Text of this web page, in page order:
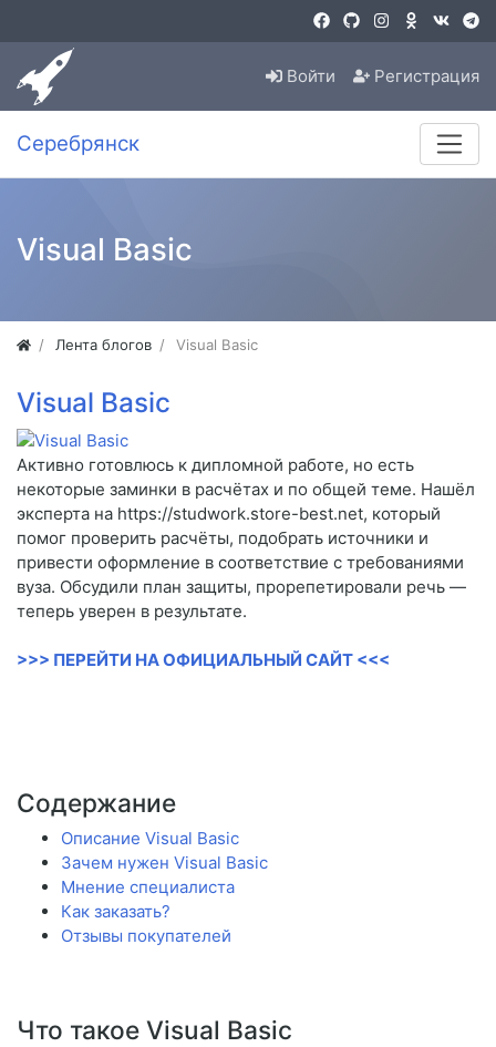
Войти Регистрация
Серебрянск
Visual Basic
Лента блогов Visual Basic
Visual Basic
Активно готовлюсь к дипломной работе, но есть
некоторые заминки в расчётах и по общей теме. Нашёл
эксперта на https://studwork.store-best.net, который
помог проверить расчёты, подобрать источники и
привести оформление в соответствие с требованиями
вуза. Обсудили план защиты, прорепетировали речь —
теперь уверен в результате.
>>> ПЕРЕЙТИ НА ОФИЦИАЛЬНЫЙ САЙТ <<<
Содержание
Описание Visual Basic
Зачем нужен Visual Basic
Мнение специалиста
Как заказать?
Отзывы покупателей
Что такое Visual Basic